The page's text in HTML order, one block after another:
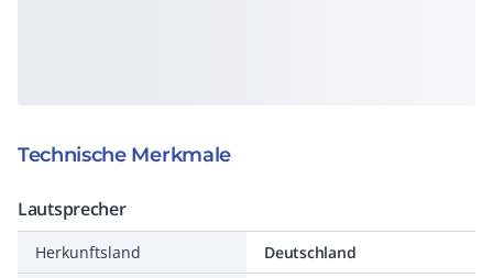
Technische Merkmale
Lautsprecher
Herkunftsland
Deutschland